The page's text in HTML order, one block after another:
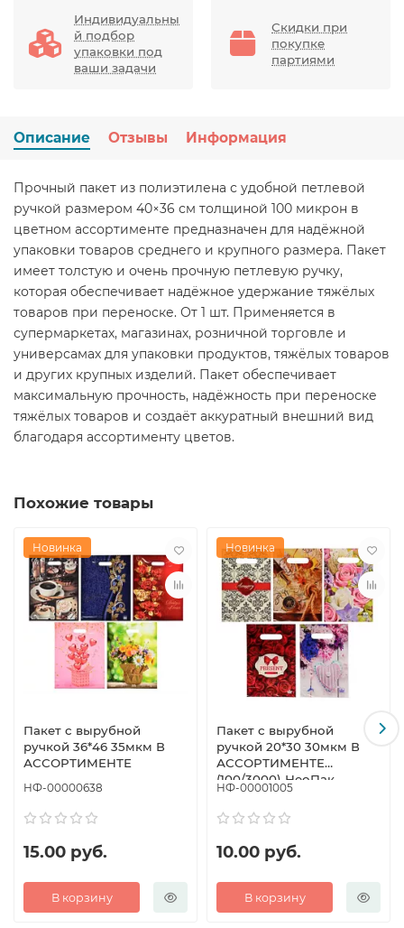
Индивидуальны
й подбор
упаковки под
ваши задачи
Скидки при
покупке
партиями
Описание Отзывы Информация
Прочный пакет из полиэтилена с удобной петлевой
ручкой размером 40×36 см толщиной 100 микрон в
цветном ассортименте предназначен для надёжной
упаковки товаров среднего и крупного размера. Пакет
имеет толстую и очень прочную петлевую ручку,
которая обеспечивает надёжное удержание тяжёлых
товаров при переноске. От 1 шт. Применяется в
супермаркетах, магазинах, розничной торговле и
универсамах для упаковки продуктов, тяжёлых товаров
и других крупных изделий. Пакет обеспечивает
максимальную прочность, надёжность при переноске
тяжёлых товаров и создаёт аккуратный внешний вид
благодаря ассортименту цветов.
Похожие товары
Новинка
Пакет с вырубной
ручкой 36*46 35мкм В
АССОРТИМЕНТЕ
НФ-00000638
15.00 руб.
В корзину
Новинка
Пакет с вырубной
ручкой 20*30 30мкм В
АССОРТИМЕНТЕ
(100/3000) НеоПак
НФ-00001005
10.00 руб.
В корзину